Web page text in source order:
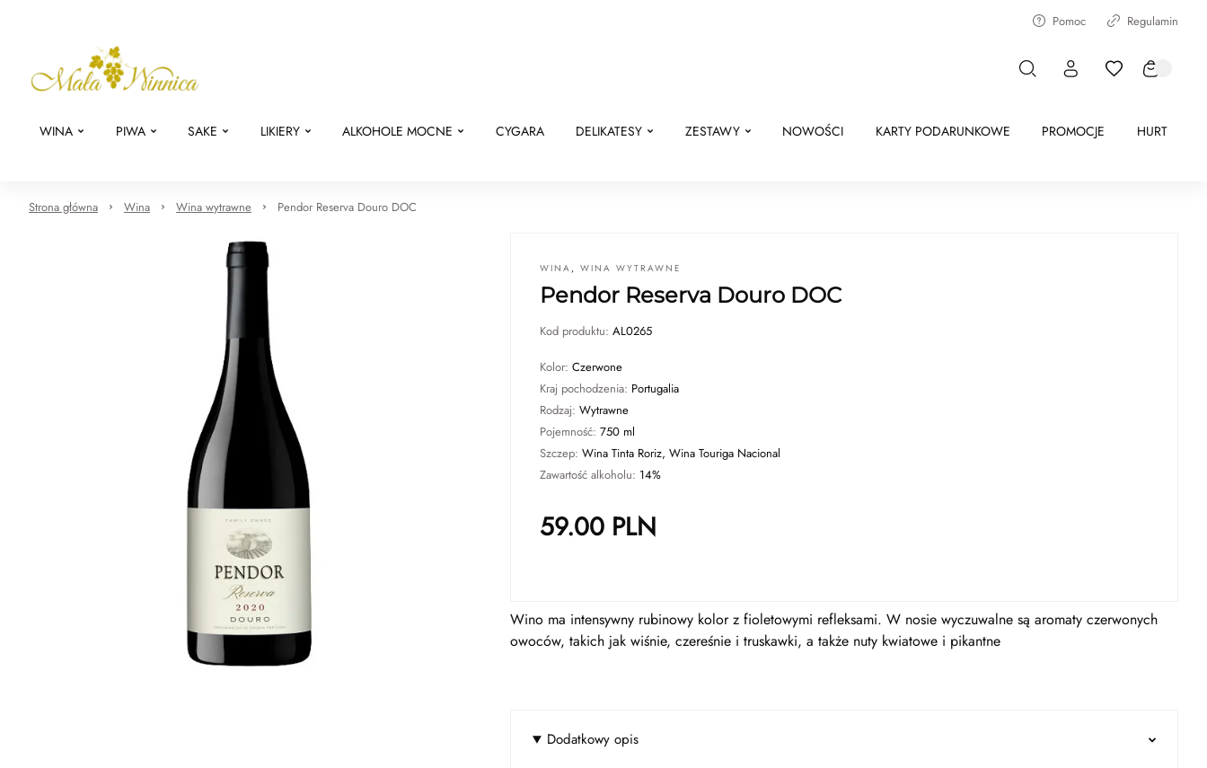
Pomoc Regulamin
WINA PIWA SAKE LIKIERY ALKOHOLE MOCNE CYGARA DELIKATESY ZESTAWY NOWOŚCI KARTY PODARUNKOWE PROMOCJE HURT
Strona główna Wina Wina wytrawne Pendor Reserva Douro DOC
WINA , WINA WYTRAWNE
Pendor Reserva Douro DOC
Kod produktu: AL0265
Kolor: Czerwone
Kraj pochodzenia: Portugalia
Rodzaj: Wytrawne
Pojemność: 750 ml
Szczep: Wina Tinta Roriz, Wina Touriga Nacional
Zawartość alkoholu: 14%
59.00 PLN
Wino ma intensywny rubinowy kolor z fioletowymi refleksami. W nosie wyczuwalne są aromaty czerwonych
owoców, takich jak wiśnie, czereśnie i truskawki, a także nuty kwiatowe i pikantne
Dodatkowy opis